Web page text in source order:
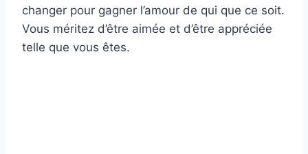
changer pour gagner l’amour de qui que ce soit.
Vous méritez d’être aimée et d’être appréciée
telle que vous êtes.